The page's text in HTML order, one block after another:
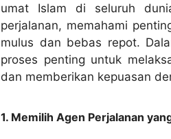
umat Islam di seluruh
perjalanan, memahami
mulus dan bebas repot.
proses penting untuk
dan memberikan kepuasan
1. Memilih Agen Perjalanan